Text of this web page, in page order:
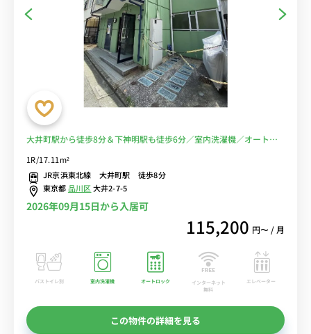
大井町駅から徒歩8分＆下神明駅も徒歩6分／室内洗濯機／オートロ
1R/17.11m²
JR京浜東北線 大井町駅 徒歩8分
東京都品川区大井2-7-5
2026年09月15日から入居可
115,200 円〜 / 月
バストイレ別 室内洗濯機 オートロック
インターネット
無料
エレベーター
この物件の詳細を見る